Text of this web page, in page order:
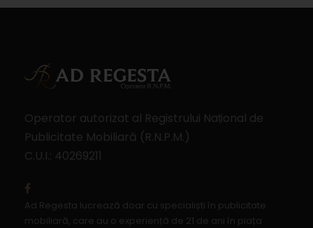
Operator autorizat al Registrului Naṭional de
Publicitate Mobiliară (R.N.P.M.)
C.U.I.: 40269211
Ad Regesta lucrează doar cu specialiști în publicitate
mobiliară, care au o experiență de 21 de ani în piața